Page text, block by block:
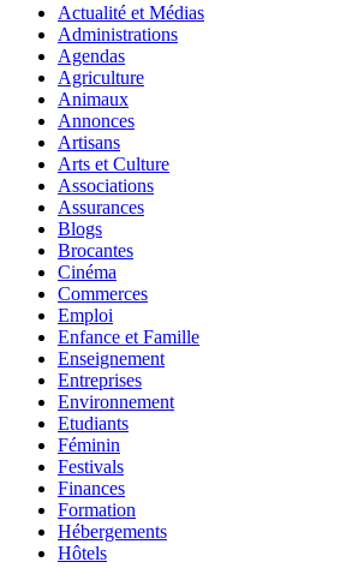
Actualité et Médias
Administrations
Agendas
Agriculture
Animaux
Annonces
Artisans
Arts et Culture
Associations
Assurances
Blogs
Brocantes
Cinéma
Commerces
Emploi
Enfance et Famille
Enseignement
Entreprises
Environnement
Etudiants
Féminin
Festivals
Finances
Formation
Hébergements
Hôtels